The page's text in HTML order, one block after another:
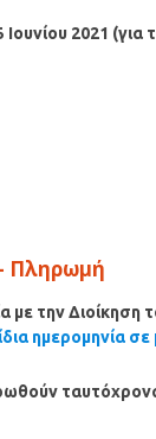
2021 (για
Πληρωμή
με την Διοίκηση
ημερομηνία σε
ταυτόχρονα